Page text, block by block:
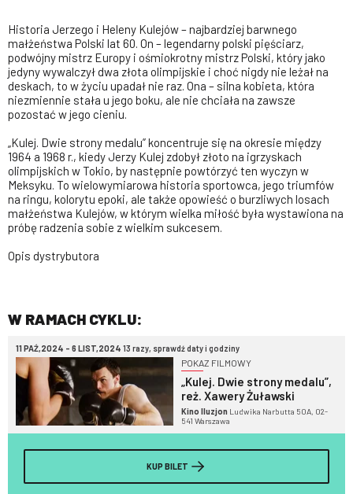
Historia Jerzego i Heleny Kulejów – najbardziej barwnego
małżeństwa Polski lat 60. On – legendarny polski pięściarz,
podwójny mistrz Europy i ośmiokrotny mistrz Polski, który jako
jedyny wywalczył dwa złota olimpijskie i choć nigdy nie leżał na
deskach, to w życiu upadał nie raz. Ona – silna kobieta, która
niezmiennie stała u jego boku, ale nie chciała na zawsze
pozostać w jego cieniu.
„Kulej. Dwie strony medalu” koncentruje się na okresie między
1964 a 1968 r., kiedy Jerzy Kulej zdobył złoto na igrzyskach
olimpijskich w Tokio, by następnie powtórzyć ten wyczyn w
Meksyku. To wielowymiarowa historia sportowca, jego triumfów
na ringu, kolorytu epoki, ale także opowieść o burzliwych losach
małżeństwa Kulejów, w którym wielka miłość była wystawiona na
próbę radzenia sobie z wielkim sukcesem.
Opis dystrybutora
W RAMACH CYKLU:
11 PAŹ,2024 - 6 LIST,2024 13 razy, sprawdź daty i godziny
POKAZ FILMOWY
„Kulej. Dwie strony medalu”,
reż. Xawery Żuławski
Kino Iluzjon Ludwika Narbutta 50A, 02-
541 Warszawa
KUP BILET